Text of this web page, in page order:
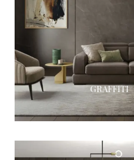
GRAFFITI